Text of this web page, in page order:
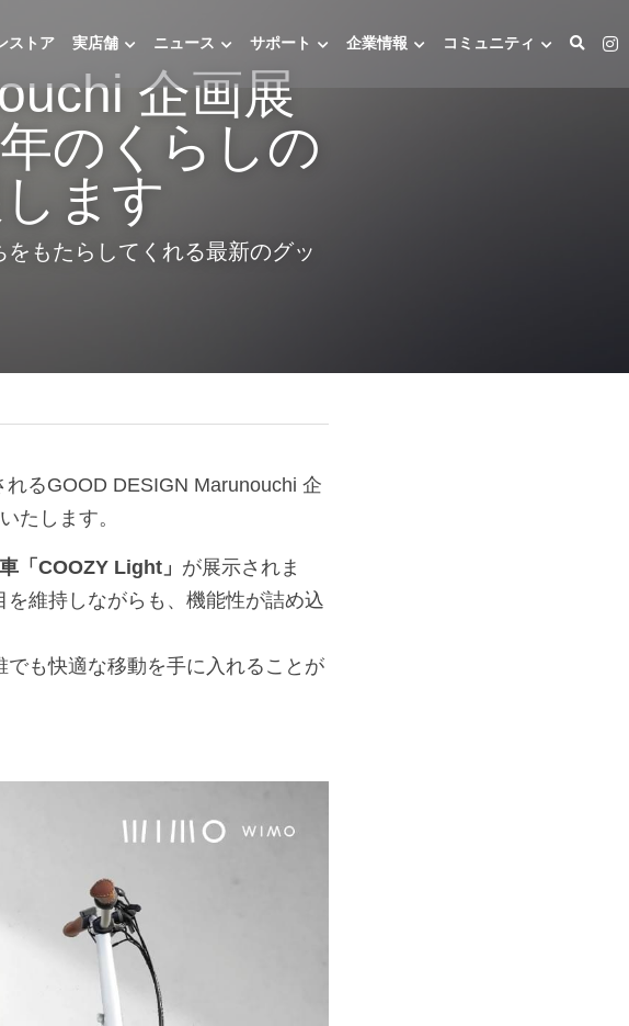
ストア 実店舗 ニュース サポート 企業情報 コミュニティ
企画展
のくらしの
ます
もたらしてくれる最新のグッ
るGOOD DESIGN Marunouchi 企
たします。
「COOZY Light」 が展示されま
維持しながらも、機能性が詰め込
も快適な移動を手に入れることが